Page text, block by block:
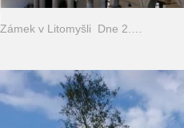
Zámek v Litomyšli Dne 2.…